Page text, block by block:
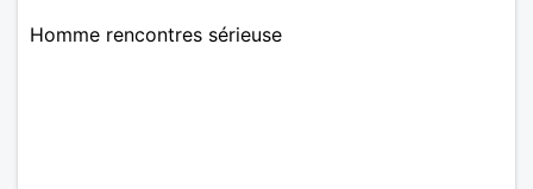
Homme rencontres sérieuse